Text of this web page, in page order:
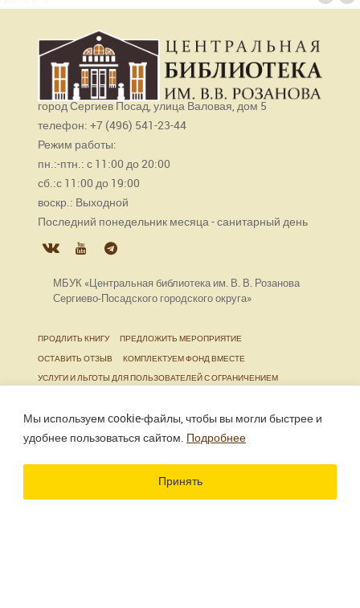
Мы используем cookie‑файлы, чтобы вы могли быстрее и
удобнее пользоваться сайтом. Подробнее
Принять
город Сергиев Посад, улица Валовая, дом 5
телефон: +7 (496) 541-23-44
Режим работы:
пн.:-птн.: с 11:00 до 20:00
сб.:с 11:00 до 19:00
воскр.: Выходной
Последний понедельник месяца - санитарный день
МБУК «Центральная библиотека им. В. В. Розанова
Сергиево-Посадского городского округа»
ПРОДЛИТЬ КНИГУ
ПРЕДЛОЖИТЬ МЕРОПРИЯТИЕ
ОСТАВИТЬ ОТЗЫВ
КОМПЛЕКТУЕМ ФОНД ВМЕСТЕ
УСЛУГИ И ЛЬГОТЫ ДЛЯ ПОЛЬЗОВАТЕЛЕЙ С ОГРАНИЧЕНИЕМ
ЖИЗНЕДЕЯТЕЛЬНОСТИ
Использование материалов сайта разрешено только
при наличии активной ссылки.